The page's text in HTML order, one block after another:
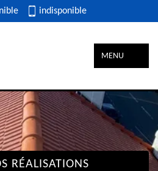
indisponible
MENU
RÉALISATIONS